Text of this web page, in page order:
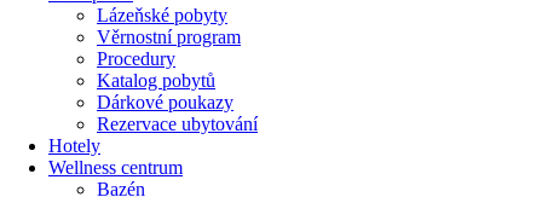
Lázeňské pobyty
Věrnostní program
Procedury
Katalog pobytů
Dárkové poukazy​
Rezervace ubytování
Hotely
Wellness centrum
Bazén